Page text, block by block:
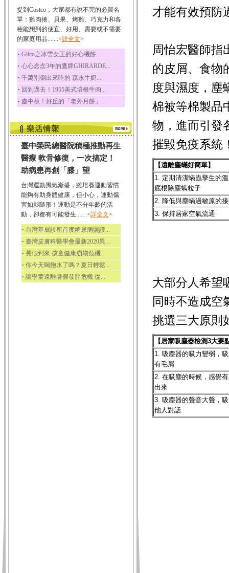
荔枝
荔枝性質溫和所含的營
養素有醣類、檸檬酸...
五味子
五味子性質溫熱所含營
養成分有揮發油、檸...
草魚
草魚含有維生素A、維生
素C、及豐富的蛋白...
提到Costco，大家都有說不完的必買名
單：雞肉捲、貝果、烤雞、巧克力和各
種能想到的便宜、好用、需要或不需要
的家庭用品.......<詳全文>
‧ Glico之冰雪女王的好心機餅...
‧ 心心念念3年的鷹牌GHIRARDE...
‧ 千萬別倒出來吃的 森永牛奶...
‧ 回到過去！1955美式培根牛肉...
‧ 慶中秋！好丘的「老外月餅」...
臺中榮民總醫院積極推動再生
醫療 軟骨修復，一次搞定！
助病患再創「膝」望
台灣運動風氣漸盛，雖培養運動習慣
能夠有助身體健康，但小心，運動傷
害如影隨形！運動是不分年齡的活
動，卻都有可能發生.......<詳全文>
‧ 台灣基層診所首度糖尿病照護...
‧ 臺灣皮膚科醫學會最新2020異...
‧ 長假到來 孩童健康崩壞危機...
‧ 你今天喝飽水了嗎？夏日輕鬆...
‧ 讓學童遠離暑假發胖危機 從...
才能有效預防
周怡宏醫師指
的皮屑、食物
度與濕度，塵
棉被等棉製品
物，進而引發
摧毀免疫系統
【遠離塵蟎好簡單】
1. 定期清潔蟎蟲孳生的
底根除塵螨粒子
2. 降低與塵蟎過敏原的
3. 保持居家空氣流通
大部分人希望
同時不造成空
挑選三大原則
【居家吸塵器檢測3大要
1. 吸塵器的吸力變弱，
有毛屑
2. 在吸塵的時候，感覺
出來
3. 吸塵器的聲音大聲，
他人對話